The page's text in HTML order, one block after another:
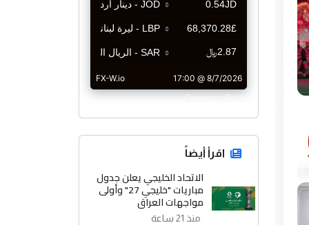
CurrencyRate
اقرأ أيضاً
الاتحاد الخليجي يعلن جدول
مباريات "خليجي 27" وأولى
مواجهات العراق
منذ 21 ساعة